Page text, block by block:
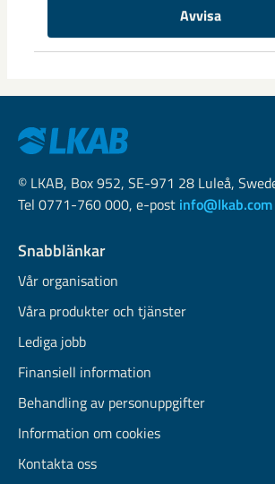
Avvisa
och mycket av det stora arbetet har redan
ligger ...
© LKAB, Box 952, SE-971 28 Luleå,
Tel 0771-760 000, e-post info@lkab.com
Snabblänkar
Vår organisation
Våra produkter och tjänster
Lediga jobb
Finansiell information
Behandling av personuppgifter
Information om cookies
Kontakta oss